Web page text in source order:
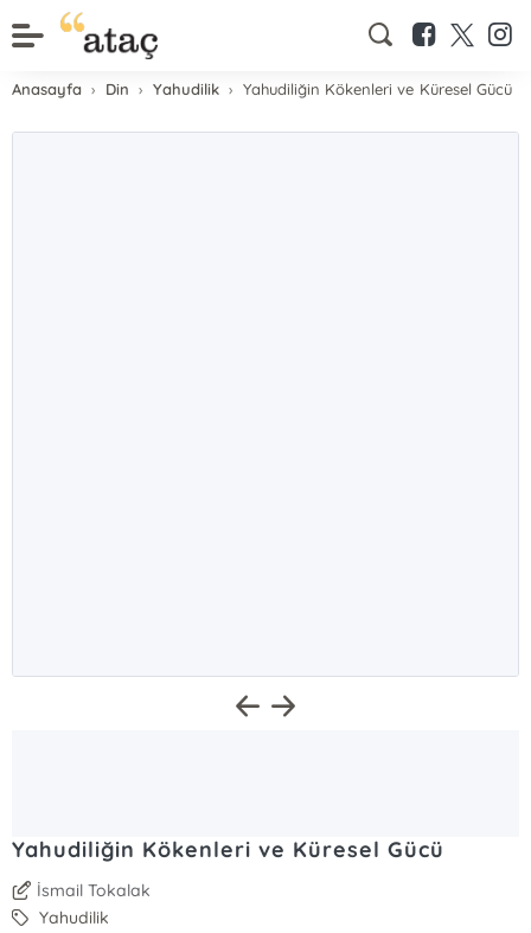
Anasayfa Din Yahudilik Yahudiliğin Kökenleri ve Küresel Gücü
Yahudiliğin Kökenleri ve Küresel Gücü
İsmail Tokalak
Yahudilik